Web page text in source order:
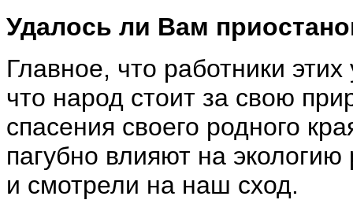
Удалось ли Вам
Главное, что работники
что народ стоит за свою
спасения своего родного
пагубно влияют на
и смотрели на наш сход.